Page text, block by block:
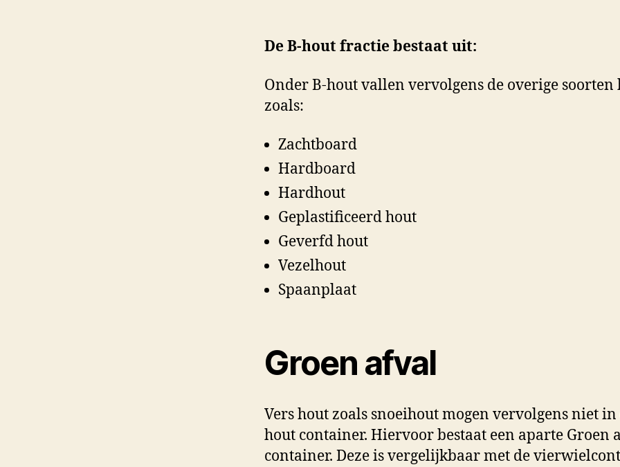
De B-hout fractie bestaat uit:
Onder B-hout vallen vervolgens de overige soorten
zoals:
Zachtboard
Hardboard
Hardhout
Geplastificeerd hout
Geverfd hout
Vezelhout
Spaanplaat
Groen afval
Vers hout zoals snoeihout mogen vervolgens niet in
hout container. Hiervoor bestaat een aparte Groen
container. Deze is vergelijkbaar met de